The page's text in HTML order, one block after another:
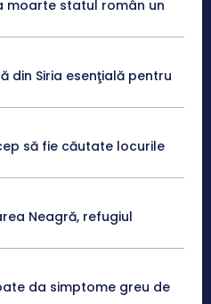
moarte statul român un
din Siria esenţială pentru
să fie căutate locurile
Neagră, refugiul
da simptome greu de